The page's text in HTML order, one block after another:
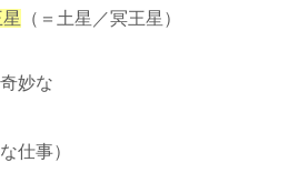
（＝土星／冥王星）
妙な
仕事）